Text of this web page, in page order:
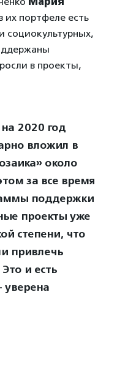
их портфеле есть
социокультурных,
в проекты,
2020 год
вложил в
около
за все время
поддержки
проекты уже
степени, что
привлечь
и есть
уверена